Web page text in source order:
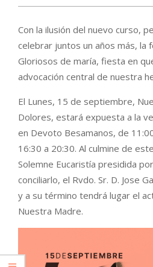
Con la ilusión del nuevo curso,
celebrar juntos un años más, la
Gloriosos de maría, fiesta en
advocación central de nuestra
El Lunes, 15 de septiembre,
Dolores, estará expuesta a la
en Devoto Besamanos, de
16:30 a 20:30. Al culmine de
Solemne Eucaristía presidida
conciliarlo, el Rvdo. Sr. D. Jose
y a su término tendrá lugar el
Nuestra Madre.